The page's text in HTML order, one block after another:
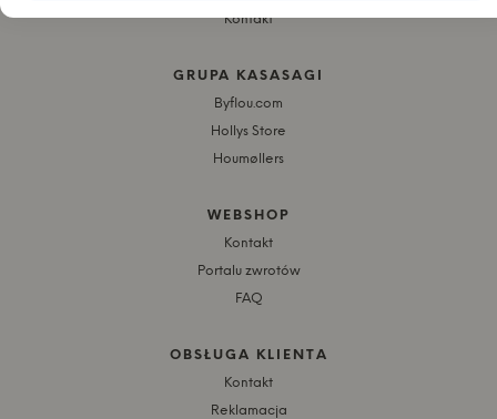
Kontakt
GRUPA KASASAGI
Byflou.com
Hollys Store
Houmøllers
WEBSHOP
Kontakt
Portalu zwrotów
FAQ
OBSŁUGA KLIENTA
Kontakt
Reklamacja